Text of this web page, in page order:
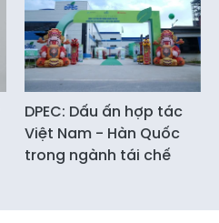
DPEC: Dấu ấn hợp tác
Việt Nam - Hàn Quốc
trong ngành tái chế